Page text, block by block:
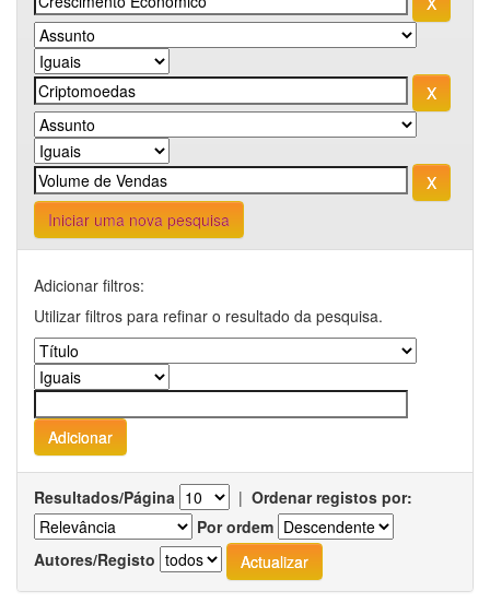
Iniciar uma nova pesquisa
Adicionar filtros:
Utilizar filtros para refinar o resultado da pesquisa.
Resultados/Página | Ordenar registos por:
Por ordem
Autores/Registo